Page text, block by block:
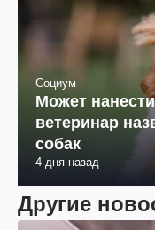
Социум
Может
ветеринар
собак
4 дня назад
Другие